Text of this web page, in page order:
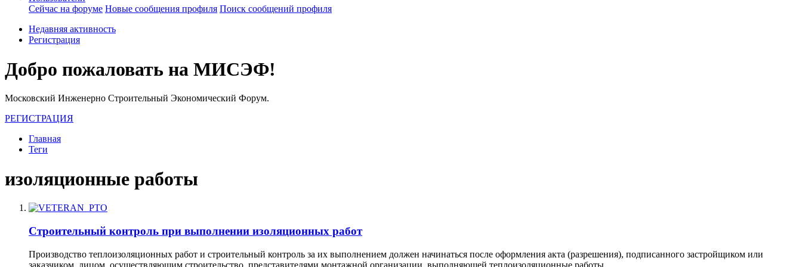
Сейчас на форуме Новые сообщения профиля Поиск сообщений профиля
Недавняя активность
Регистрация
Добро пожаловать на МИСЭФ!
Московский Инженерно Строительный Экономический Форум.
РЕГИСТРАЦИЯ
Главная
Теги
изоляционные работы
Строительный контроль при выполнении изоляционных работ
Производство теплоизоляционных работ и строительный контроль за их выполнением должен начинаться после оформления акта (разрешения), подписанного застройщиком или
заказчиком, лицом, осуществляющим строительство, представителями монтажной организации, выполняющей теплоизоляционные работы...